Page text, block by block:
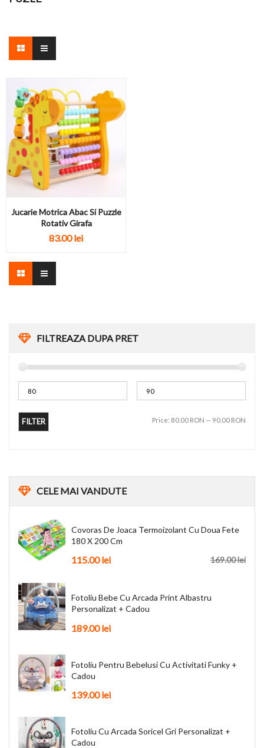
FILTREAZA DUPA PRET
FILTER Price: 80.00 RON — 90.00 RON
CELEMAI VANDUTE
Covoras De Joaca Termoizolant Cu Doua Fete
180 X 200 Cm
169.00 lei
115.00 lei
Fotoliu Bebe Cu Arcada Print Albastru
Personalizat + Cadou
189.00 lei
Fotoliu Pentru Bebelusi Cu Activitati Funky +
Cadou
139.00 lei
Fotoliu Cu Arcada Soricel Gri Personalizat +
Cadou
Jucarie Motrica Abac Si Puzzle
Rotativ Girafa
83.00 lei